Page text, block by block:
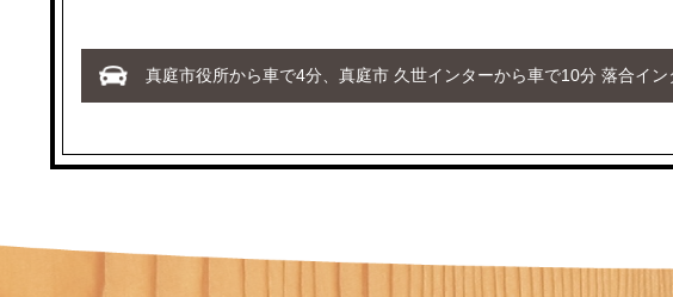
真庭市役所から車で4分、真庭市 久世インターから車で10分 落合イ